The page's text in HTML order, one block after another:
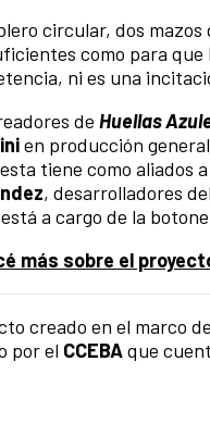
circular, dos
como para
ni es una
de Huellas
en producción
tiene como aliados a
, desarrolladores
a cargo de la
más sobre el
creado en el marco de
por el CCEBAque